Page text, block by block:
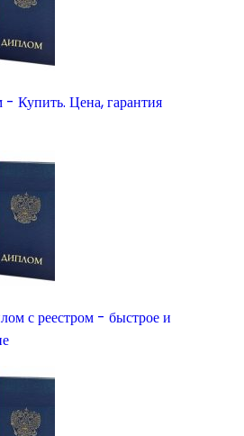
Купить. Цена, гарантия
с реестром - быстрое и